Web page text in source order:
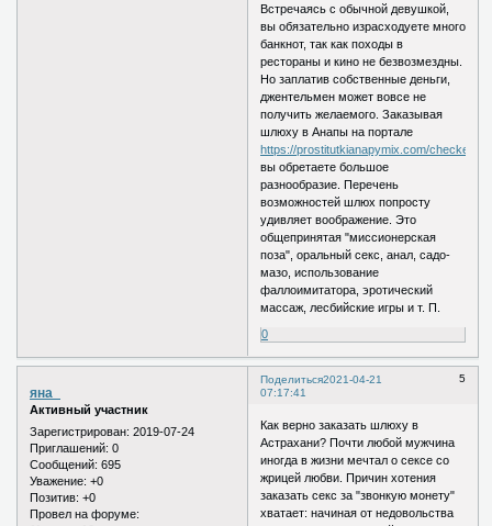
Встречаясь с обычной девушкой,
вы обязательно израсходуете много
банкнот, так как походы в
рестораны и кино не безвозмездны.
Но заплатив собственные деньги,
джентельмен может вовсе не
получить желаемого. Заказывая
шлюху в Анапы на портале
https://prostitutkianapymix.com/checked/
вы обретаете большое
разнообразие. Перечень
возможностей шлюх попросту
удивляет воображение. Это
общепринятая "миссионерская
поза", оральный секс, анал, садо-
мазо, использование
фаллоимитатора, эротический
массаж, лесбийские игры и т. П.
0
Поделиться 5
2021-04-21
07:17:41
яна_
Активный участник
Зарегистрирован: 2019-07-24
Приглашений: 0
Сообщений: 695
Уважение: +0
Позитив: +0
Провел на форуме:
Как верно заказать шлюху в
Астрахани? Почти любой мужчина
иногда в жизни мечтал о сексе со
жрицей любви. Причин хотения
заказать секс за "звонкую монету"
хватает: начиная от недовольства